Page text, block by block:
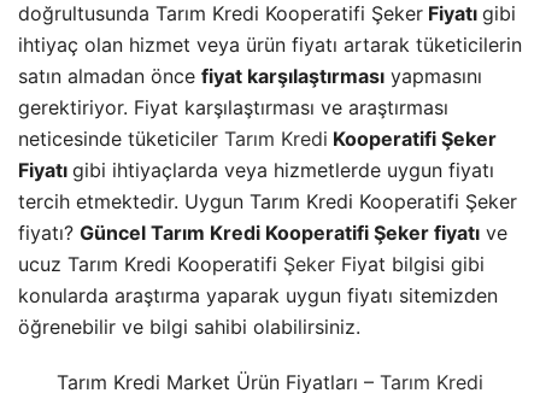
doğrultusunda Tarım Kredi Kooperatifi Şeker Fiyatı gibi
ihtiyaç olan hizmet veya ürün fiyatı artarak tüketicilerin
satın almadan önce fiyat karşılaştırması yapmasını
gerektiriyor. Fiyat karşılaştırması ve araştırması
neticesinde tüketiciler Tarım Kredi Kooperatifi Şeker
Fiyatı gibi ihtiyaçlarda veya hizmetlerde uygun fiyatı
tercih etmektedir. Uygun Tarım Kredi Kooperatifi Şeker
fiyatı? Güncel Tarım Kredi Kooperatifi Şeker fiyatı ve
ucuz Tarım Kredi Kooperatifi Şeker Fiyat bilgisi gibi
konularda araştırma yaparak uygun fiyatı sitemizden
öğrenebilir ve bilgi sahibi olabilirsiniz.
Tarım Kredi Market Ürün Fiyatları – Tarım Kredi